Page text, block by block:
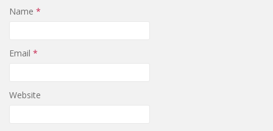
Name *
Email *
Website